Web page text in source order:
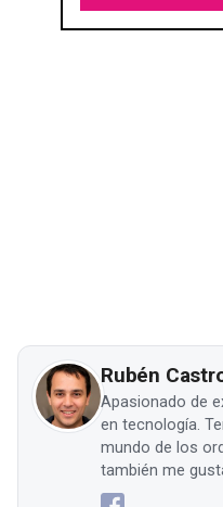
Rubén
Apasionado de
en tecnología.
mundo de los
también me